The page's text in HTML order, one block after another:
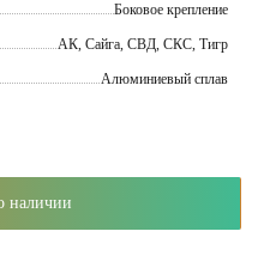
Боковое крепление
АК, Сайга, СВД, СКС, Тигр
Алюминиевый сплав
Сообщить о наличии